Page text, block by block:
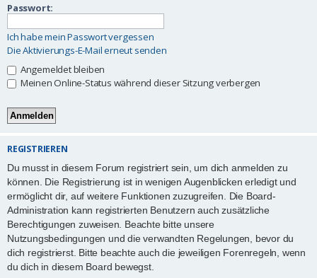
Passwort:
Ich habe mein Passwort vergessen
Die Aktivierungs-E-Mail erneut senden
Angemeldet bleiben
Meinen Online-Status während dieser Sitzung verbergen
REGISTRIEREN
Du musst in diesem Forum registriert sein, um dich anmelden zu
können. Die Registrierung ist in wenigen Augenblicken erledigt und
ermöglicht dir, auf weitere Funktionen zuzugreifen. Die Board-
Administration kann registrierten Benutzern auch zusätzliche
Berechtigungen zuweisen. Beachte bitte unsere
Nutzungsbedingungen und die verwandten Regelungen, bevor du
dich registrierst. Bitte beachte auch die jeweiligen Forenregeln, wenn
du dich in diesem Board bewegst.